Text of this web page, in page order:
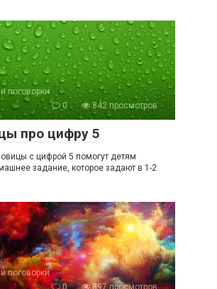
поговорки
0
842 просмотров
про цифру 5
с цифрой 5 помогут детям
задание, которое задают в 1-2
поговорки
0
897 просмотров